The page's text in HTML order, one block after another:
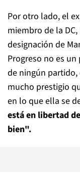
Por otro lado, el
miembro de la
designación de
Progreso no es
de ningún partido,
mucho prestigio
en lo que ella se
está en libertad
bien".